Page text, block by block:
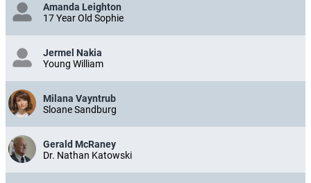
Amanda Leighton
17 Year Old Sophie
Jermel Nakia
Young William
Milana Vayntrub
Sloane Sandburg
Gerald McRaney
Dr. Nathan Katowski